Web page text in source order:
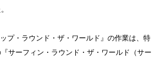
プ・ラウンド・ザ・ワールド』の作業は、特
サーフィン・ラウンド・ザ・ワールド（サー